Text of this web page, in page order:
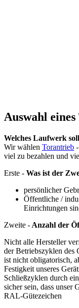
Auswahl
Welches Laufwerk
Wir wählen Torantrieb
viel zu bezahlen und
Erste - Was ist der
persönlicher
Öffentliche /
Einrichtungen
Zweite - Anzahl der
Nicht alle Hersteller
der Betriebszyklen des
ist nicht obligatorisch,
Festigkeit unseres
Schließzyklen durch
sicher sein, dass unser
RAL-Gütezeichen